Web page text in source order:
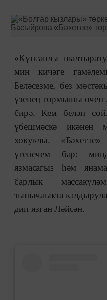
«Күпсанлы
мин кичәге
Беләсезме, без
үзенең тормышы өчен
бирә. Кем белән
үбешмәскә икәнен
хокуклы.
үтенечем бар:
язмасагыз һәм
барлык
тынычлыкта
дип язган Ләйсән.